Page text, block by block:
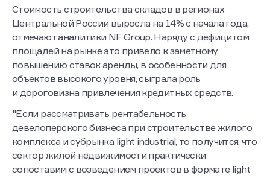
Стоимость строительства складов в регионах
Центральной России выросла на 14% с начала года,
отмечают аналитики NF Group. Наряду с дефицитом
площадей на рынке это привело к заметному
повышению ставок аренды, в особенности для
объектов высокого уровня, сыграла роль
"Если рассматривать рентабельность
девелоперского бизнеса при строительстве жилого
комплекса и субрынка light industrial, то получится, что
сектор жилой недвижимости практически